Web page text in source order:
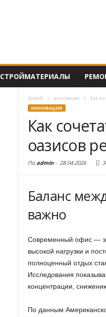
СТРОЙМАТЕРИАЛЫ
Домой инновация Как
ИННОВАЦИЯ
Как
оазисов
По admin- 28.04.2026
Баланс
важно
Современный офис —
высокой нагрузки и
полноценный отдых
Исследования
концентрации,
По данным